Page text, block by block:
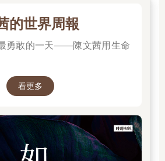
的世界周報
勇敢的一天——陳文茜用生命
看更多